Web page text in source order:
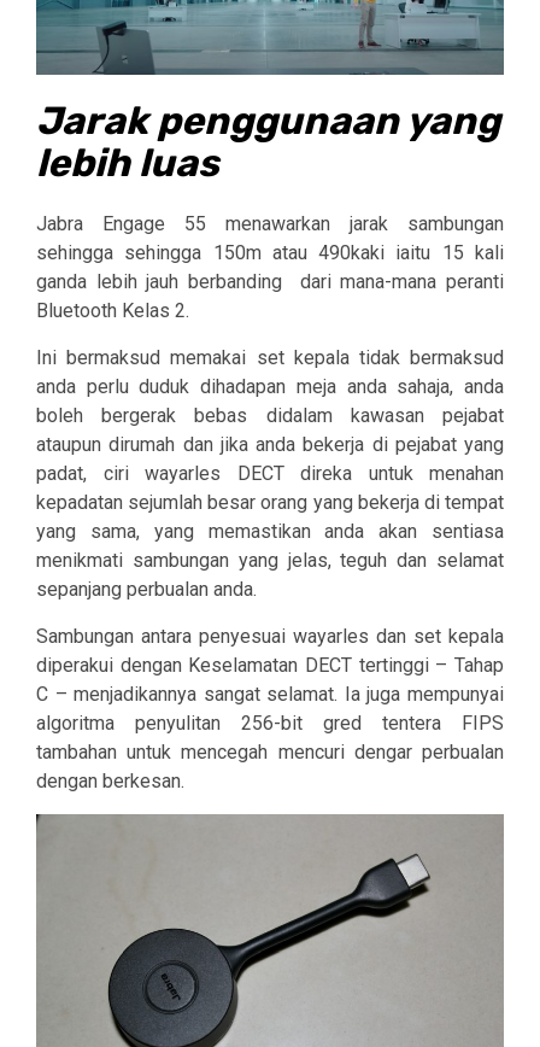
Jarak penggunaan yang
lebih luas
Jabra Engage 55 menawarkan jarak sambungan
sehingga sehingga 150m atau 490kaki iaitu 15 kali
ganda lebih jauh berbanding
dari mana-mana peranti
Bluetooth Kelas 2.
Ini bermaksud memakai set kepala tidak bermaksud
anda perlu duduk dihadapan meja anda sahaja, anda
boleh bergerak bebas didalam kawasan pejabat
ataupun dirumah dan jika anda bekerja di pejabat yang
padat, ciri wayarles DECT direka untuk menahan
kepadatan sejumlah besar orang yang bekerja di tempat
yang sama, yang memastikan anda akan sentiasa
menikmati sambungan yang jelas, teguh dan selamat
sepanjang perbualan anda.
Sambungan antara penyesuai wayarles dan set kepala
diperakui dengan Keselamatan DECT tertinggi – Tahap
C – menjadikannya sangat selamat. Ia juga mempunyai
algoritma penyulitan 256-bit gred tentera FIPS
tambahan untuk mencegah mencuri dengar perbualan
dengan berkesan.